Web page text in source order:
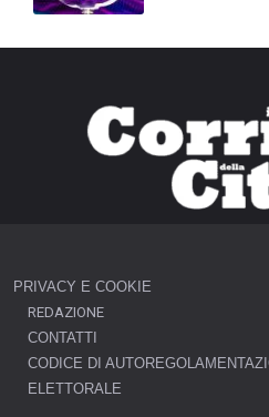
PRIVACY E COOKIE
REDAZIONE
CONTATTI
CODICE DI
ELETTORALE